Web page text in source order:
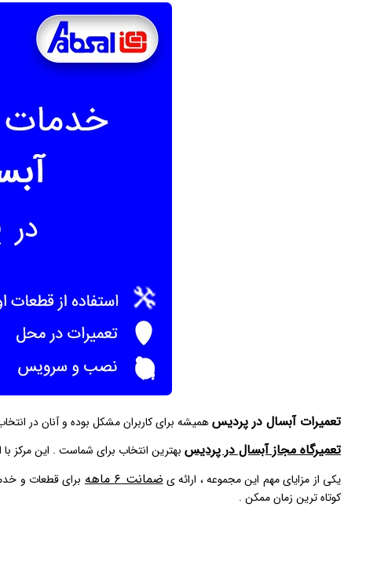
تعمیرات آبسال در پردیسهمیشه برای کاربران مشکل بوده و آنان در
تعمیرگاه مجاز آبسال در پردیس بهترین انتخاب برای شماست . این مرکز
یکی از مزایای مهم این مجموعه ، ارائه‌ یضمانت ۶ ماهه
برای قطعات و
کوتاه‌ ترین زمان ممکن .